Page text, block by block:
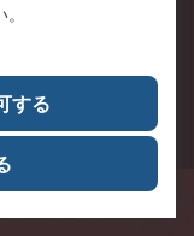
ートサイト
史
いて
横浜ビジネスパーク ウ
する